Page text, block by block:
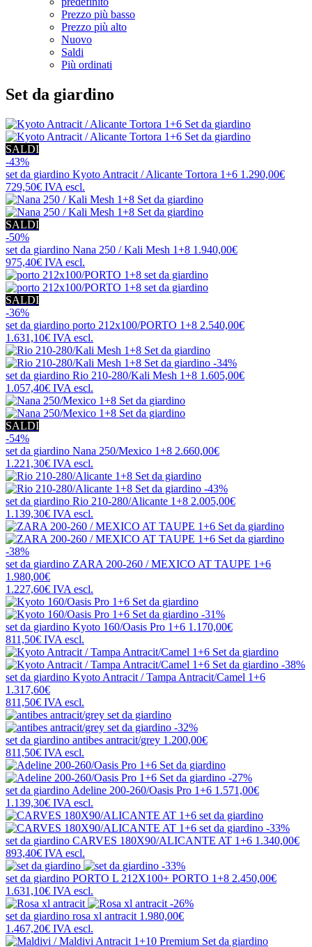
Prezzo più basso
Prezzo più alto
Nuovo
Saldi
Più ordinati
Set da giardino
SALDI
-43%
set da giardino Kyoto Antracit / Alicante Tortora 1+6 1.290,00€
729,50€ IVA escl.
SALDI
-50%
set da giardino Nana 250 / Kali Mesh 1+8 1.940,00€
975,40€ IVA escl.
SALDI
-36%
set da giardino porto 212x100/PORTO 1+8 2.540,00€
1.631,10€ IVA escl.
-34%
set da giardino Rio 210-280/Kali Mesh 1+8 1.605,00€
1.057,40€ IVA escl.
SALDI
-54%
set da giardino Nana 250/Mexico 1+8 2.660,00€
1.221,30€ IVA escl.
-43%
set da giardino Rio 210-280/Alicante 1+8 2.005,00€
1.139,30€ IVA escl.
-38%
set da giardino ZARA 200-260 / MEXICO AT TAUPE 1+6
1.980,00€
1.227,60€ IVA escl.
-31%
set da giardino Kyoto 160/Oasis Pro 1+6 1.170,00€
811,50€ IVA escl.
-38%
set da giardino Kyoto Antracit / Tampa Antracit/Camel 1+6
1.317,60€
811,50€ IVA escl.
-32%
set da giardino antibes antracit/grey 1.200,00€
811,50€ IVA escl.
-27%
set da giardino Adeline 200-260/Oasis Pro 1+6 1.571,00€
1.139,30€ IVA escl.
-33%
set da giardino CARVES 180X90/ALICANTE AT 1+6 1.340,00€
893,40€ IVA escl.
-33%
set da giardino PORTO L 212X100+ PORTO 1+8 2.450,00€
1.631,10€ IVA escl.
-26%
set da giardino rosa xl antracit 1.980,00€
1.467,20€ IVA escl.